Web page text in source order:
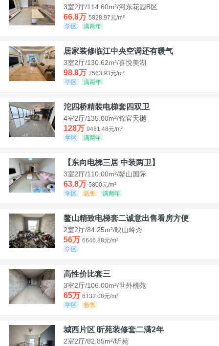
3室2厅/114.60m²/河东花园B区
66.8万 5828.97元/m²
学区
满两年
居家装修临江中央空调还有暖气
3室2厅/130.62m²/喜悦美湖
98.8万 7563.93元/m²
学区
满两年
沱四桥精装电梯套四双卫
4室2厅/135.00m²/锦官天樾
128万 9481.48元/m²
学区
满两年
【东向电梯三居 中装两卫】
3室2厅/110.00m²/鳌山国际
63.8万 5800元/m²
学区
急售 满两年
鳌山精致电梯套二诚意出售看房方便
2室2厅/84.25m²/映山岭秀
56万 6646.88元/m²
学区
高性价比套三
3室2厅/106.00m²/世外桃苑
65万 6132.08元/m²
学区
急售
城西片区 昕苑装修套二满2年
2室2厅/82.85m²/昕苑